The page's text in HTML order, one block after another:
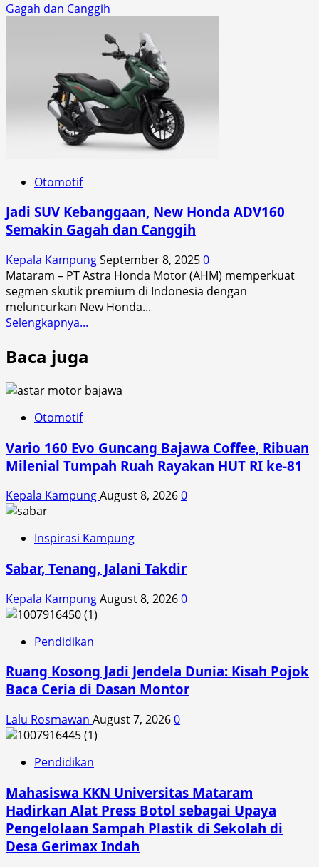
about
Antusias,
New
Honda
ADV160
Jadi
Primadona
di
IMOS
Gagah dan Canggih
Otomotif
Jadi SUV Kebanggaan, New Honda ADV160
Semakin Gagah dan Canggih
Kepala KampungSeptember 8, 20250
Mataram – PT Astra Honda Motor (AHM) memperkuat
segmen skutik premium di Indonesia dengan
meluncurkan New Honda...
Selengkapnya...
SUV
Kebanggaan,
ADV160
Semakin
Gagah
dan
Baca juga
Otomotif
Vario 160 Evo Guncang Bajawa Coffee, Ribuan
Milenial Tumpah Ruah Rayakan HUT RI ke-81
Kepala KampungAugust 8, 20260
Inspirasi Kampung
Sabar, Tenang, Jalani Takdir
Kepala KampungAugust 8, 20260
Pendidikan
Ruang Kosong Jadi Jendela Dunia: Kisah Pojok
Baca Ceria di Dasan Montor
Lalu Rosmawan August 7, 20260
Pendidikan
Mahasiswa KKN Universitas Mataram
Hadirkan Alat Press Botol sebagai Upaya
Pengelolaan Sampah Plastik di Sekolah di
Desa Gerimax Indah